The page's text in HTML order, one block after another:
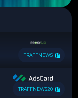
TRAFFNEWS
TRAFFNEWS20